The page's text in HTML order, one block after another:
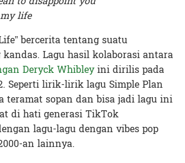
life
bercerita tentang suatu
Lagu hasil kolaborasi antara
Deryck Whibleyini dirilis pada
Seperti lirik-lirik lagu Simple Plan
sopan dan bisa jadi lagu ini
di hati generasi TikTok
lagu-lagu dengan vibes pop
an lainnya.